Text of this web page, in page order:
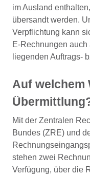
im Ausland
übersandt werden.
Verpflichtung kann
E-Rechnungen
liegenden Auftrags-
Auf welchem
Mit der Zentralen
Bundes (ZRE) und
stehen zwei
Verfügung, über die